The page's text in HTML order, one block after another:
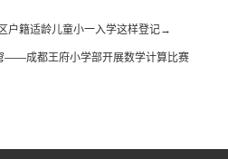
户籍适龄儿童小一入学这样登记→
——成都王府小学部开展数学计算比赛